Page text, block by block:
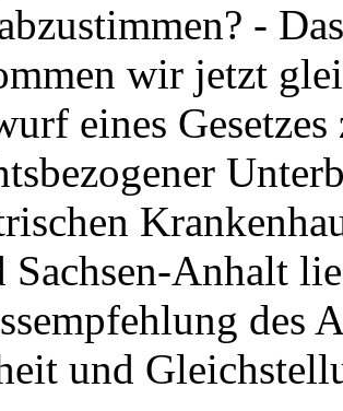
-
wir jetzt
eines
Sachsen-Anhalt
des
und